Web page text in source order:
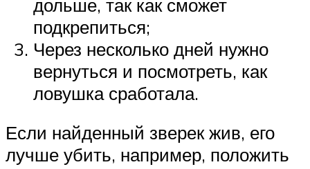
дольше, так как сможет
подкрепиться;
Через несколько дней нужно
вернуться и посмотреть, как
ловушка сработала.
Если найденный зверек жив, его
лучше убить, например, положить